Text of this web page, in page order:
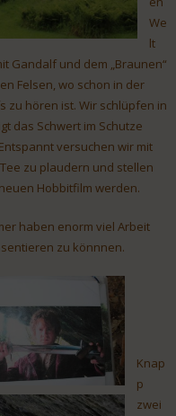
We
lt
Gandalf und dem „Braunen“
Felsen, wo schon in der
zu hören ist. Wir schlüpfen in
das Schwert im Schutze
versuchen wir mit
zu plaudern und stellen
Hobbitfilm werden.
haben enorm viel Arbeit
zu könnnen.
Knap
p
zwei